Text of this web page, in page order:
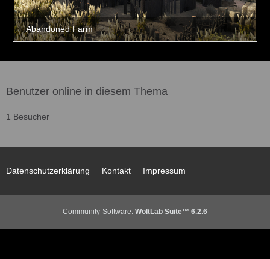
Benutzer online in diesem Thema
1 Besucher
Datenschutzerklärung Kontakt Impressum
Community-Software: WoltLab Suite™ 6.2.6